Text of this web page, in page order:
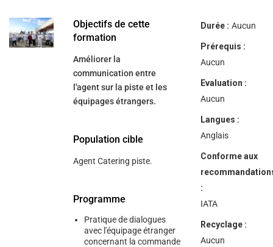
navigate
and
interact
Objectifs de cette
formation
Améliorer la
communication entre
l'agent sur la piste et les
équipages étrangers.
Population cible
Agent Catering piste.
Programme
Pratique de dialogues
avec l'équipage étranger
concernant la commande
Durée : Aucun
Prérequis :
Aucun
Evaluation :
Aucun
Langues :
Anglais
Conforme aux
:
IATA
Recyclage :
Aucun